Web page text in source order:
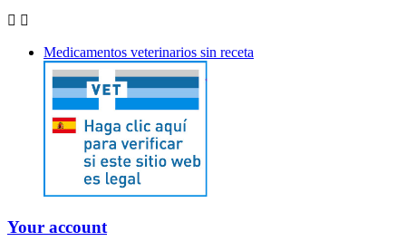
 
Medicamentos veterinarios sin receta
Your account